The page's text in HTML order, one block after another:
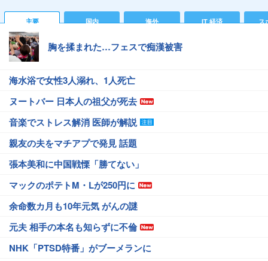
主要 国内 海外 IT 経済 ス
胸を揉まれた…フェスで痴漢被害
海水浴で女性3人溺れ、1人死亡
ヌートバー 日本人の祖父が死去
音楽でストレス解消 医師が解説
親友の夫をマチアプで発見 話題
張本美和に中国戦慄「勝てない」
マックのポテトM・Lが250円に
余命数カ月も10年元気 がんの謎
元夫 相手の本名も知らずに不倫
NHK「PTSD特番」がブーメランに